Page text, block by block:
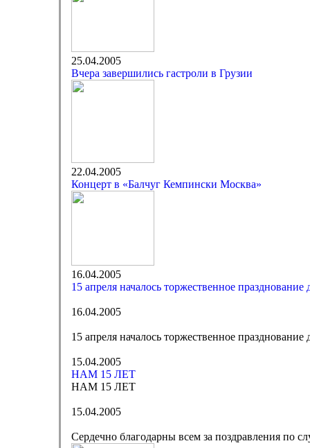
25.04.2005
Вчера завершились гастроли в Грузии
22.04.2005
Концерт в «Балчуг Кемпински Москва»
16.04.2005
15 апреля началось торжественное
16.04.2005
15 апреля началось торжественное
15.04.2005
НАМ 15 ЛЕТ
НАМ 15 ЛЕТ
15.04.2005
Сердечно благодарны всем за поздравления по